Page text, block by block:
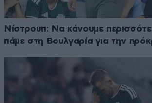
Νίστρουπ: Να κάνουμε
πάμε στη Βουλγαρία για την